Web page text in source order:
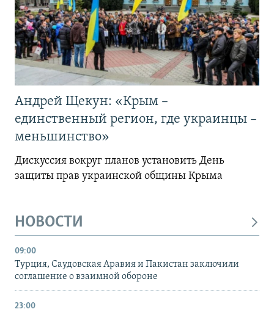
Андрей Щекун: «Крым –
единственный регион, где украинцы –
меньшинство»
Дискуссия вокруг планов установить День
защиты прав украинской общины Крыма
НОВОСТИ
09:00
Турция, Саудовская Аравия и Пакистан заключили
соглашение о взаимной обороне
23:00